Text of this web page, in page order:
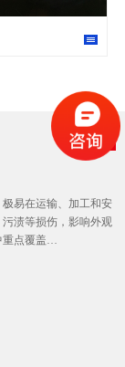
易在运输、加工和安
渍等损伤，影响外观
重点覆盖…